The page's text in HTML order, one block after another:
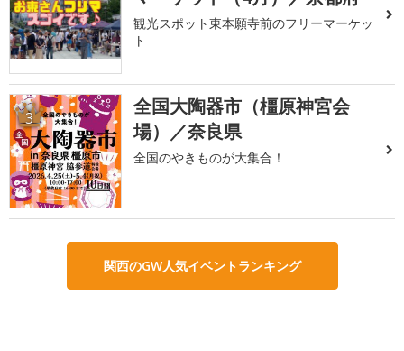
観光スポット東本願寺前のフリーマーケッ
ト
3
全国大陶器市（橿原神宮会
場）／奈良県
全国のやきものが大集合！
関西のGW人気イベントランキング